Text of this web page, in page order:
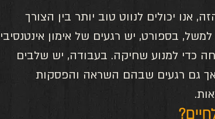
אנו יכולים לנווט טוב יותר בין הצורך
בספורט, יש רגעים של אימון אינטנסיבי
כדי למנוע שחיקה. בעבודה, יש שלבים
אך גם רגעים שבהם השראה והפסקות